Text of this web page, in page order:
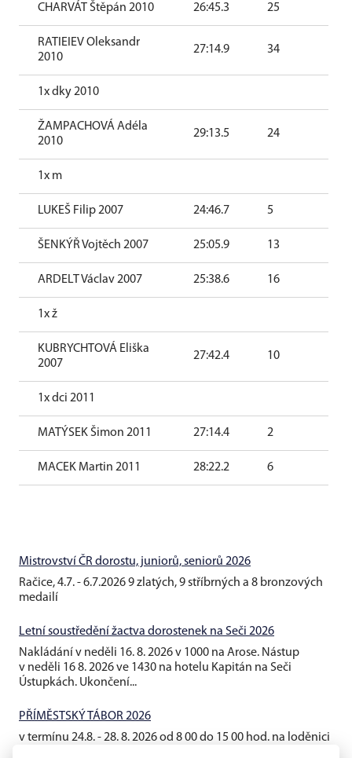
CHARVÁT Štěpán 2010 26:45.3 25
RATIEIEV Oleksandr
2010
27:14.9 34
1x dky 2010
ŽAMPACHOVÁ Adéla
2010
29:13.5 24
1x m
LUKEŠ Filip 2007 24:46.7 5
ŠENKÝŘ Vojtěch 2007 25:05.9 13
ARDELT Václav 2007 25:38.6 16
1x ž
KUBRYCHTOVÁ Eliška
2007
27:42.4 10
1x dci 2011
MATÝSEK Šimon 2011 27:14.4 2
MACEK Martin 2011 28:22.2 6
Mistrovství ČR dorostu, juniorů, seniorů 2026
Račice, 4.7. - 6.7.2026 9 zlatých, 9 stříbrných a 8 bronzových
medailí
Letní soustředění žactva dorostenek na Seči 2026
Nakládání v neděli 16. 8. 2026 v 1000 na Arose. Nástup
v neděli 16 8. 2026 ve 1430 na hotelu Kapitán na Seči
Ústupkách. Ukončení...
PŘÍMĚSTSKÝ TÁBOR 2026
v termínu 24.8. - 28. 8. 2026 od 8 00 do 15 00 hod. na loděnici